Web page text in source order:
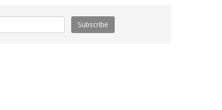
Subscribe